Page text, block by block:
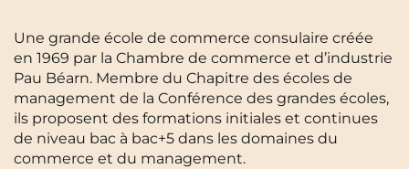
Bordeaux Boulogne-Billancourt
Brest Caen
Cergy-Pontoise Clermont-Ferrand
Chambéry NEW! Dijon
FR
FR
EN
InstagramTikTokFacebookYouTubeLinkedIn
Une grande école de commerce consulaire créée
en 1969 par la Chambre de commerce et d’industrie
Pau Béarn. Membre du Chapitre des écoles de
management de la Conférence des grandes écoles,
ils proposent des formations initiales et continues
de niveau bac à bac+5 dans les domaines du
commerce et du management.